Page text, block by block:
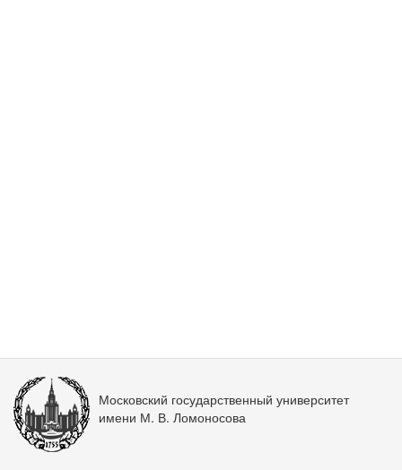
Московский государственный университет
имени М. В. Ломоносова